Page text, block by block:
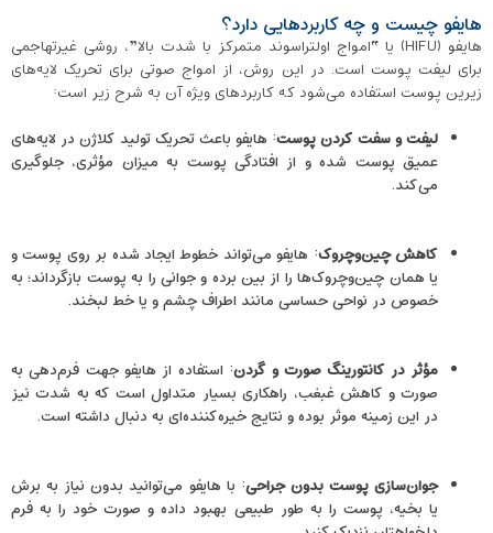
هایفو چیست و چه کاربردهایی دارد؟
هایفو (HIFU) یا “امواج اولتراسوند متمرکز با شدت بالا”، روشی غیرتهاجمی
برای لیفت پوست است. در این روش، از امواج صوتی برای تحریک لایه‌های
زیرین پوست استفاده می‌شود که کاربردهای ویژه آن به شرح زیر است:
لیفت و سفت کردن پوست: هایفو باعث تحریک تولید کلاژن در لایه‌های
عمیق پوست شده و از افتادگی پوست به میزان مؤثری، جلوگیری
می‌کند.
کاهش چین‌وچروک: هایفو می‌تواند خطوط ایجاد شده بر روی پوست و
یا همان چین‌وچروک‌ها را از بین برده و جوانی را به پوست بازگرداند؛ به
خصوص در نواحی حساسی مانند اطراف چشم و یا خط لبخند.
مؤثر در کانتورینگ صورت و گردن: استفاده از هایفو جهت فرم‌دهی به
صورت و کاهش غبغب، راهکاری بسیار متداول است که به شدت نیز
در این زمینه موثر بوده و نتایج خیره‌‌کننده‌ای به دنبال داشته است.
جوان‌سازی پوست بدون جراحی: با هایفو می‌توانید بدون نیاز به برش
یا بخیه، پوست را به طور طبیعی بهبود داده و صورت خود را به فرم